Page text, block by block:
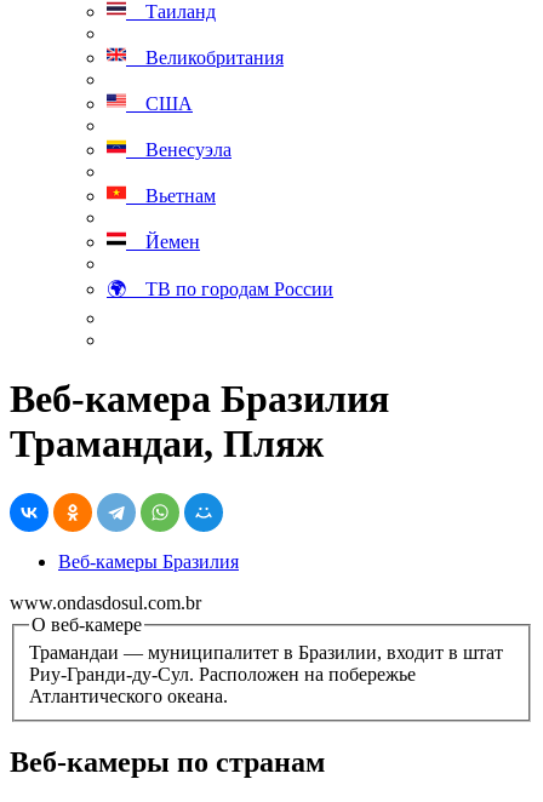
Таиланд
Великобритания
США
Венесуэла
Вьетнам
Йемен
🌍 ТВ по городам России
Веб-камера Бразилия
Трамандаи, Пляж
Веб-камеры Бразилия
www.ondasdosul.com.br
О веб-камере
Трамандаи — муниципалитет в Бразилии, входит в штат
Риу-Гранди-ду-Сул. Расположен на побережье
Атлантического океана.
Веб-камеры по странам